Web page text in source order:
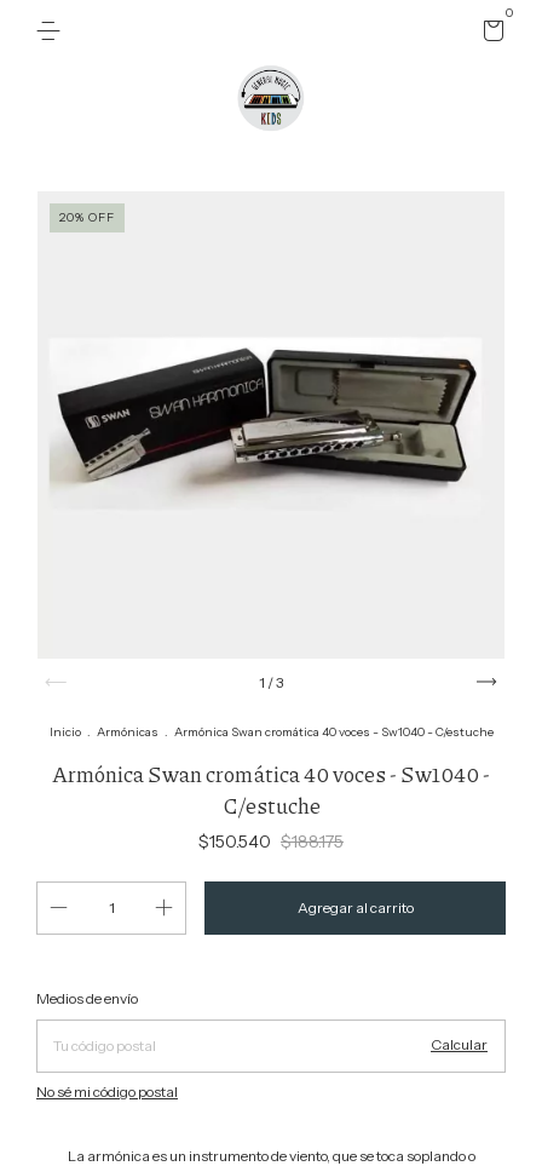
0
20% OFF
1 /3
Inicio . Armónicas . Armónica Swan cromática 40 voces - Sw1040 - C/estuche
Armónica Swan cromática 40 voces - Sw1040 -
C/estuche
$150.540 $188.175
Entregas para el CP:
Medios de envío
Calcular
No sé mi código postal
La armónica es un instrumento de viento, que se toca soplando o